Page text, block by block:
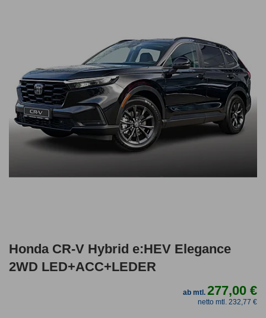
Honda CR-V Hybrid e:HEV Elegance
2WD LED+ACC+LEDER
ab mtl.277,00 €
netto mtl. 232,77 €